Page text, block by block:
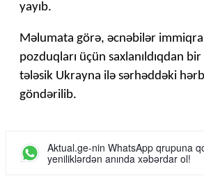
yayıb.
Məlumata görə, əcnəbilər
pozduqları üçün saxlanıldıqdan
tələsik Ukrayna ilə sərhəddəki
göndərilib.
Aktual.ge-nin WhatsApp qrupuna
yeniliklərdən anında xəbərdar ol!